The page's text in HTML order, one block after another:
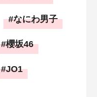
なにわ男子
櫻坂46
JO1